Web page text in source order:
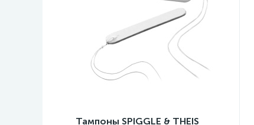
Тампоны SPIGGLE & THEIS